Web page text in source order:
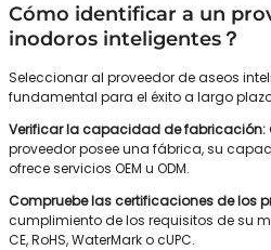
Cómo identificar a un
inodoros inteligentes？
Seleccionar al proveedor de aseos
fundamental para el éxito a largo
Verificar la capacidad de fabricación:
proveedor posee una fábrica, su
ofrece servicios OEM u ODM.
Compruebe las certificaciones de los
cumplimiento de los requisitos de su
CE, RoHS, WaterMark o cUPC.